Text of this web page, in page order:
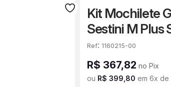
Kit Mochilete
Sestini M Plus
: 1160215-00
R$ 367,82 no Pix
ou R$ 399 80 em 6x de